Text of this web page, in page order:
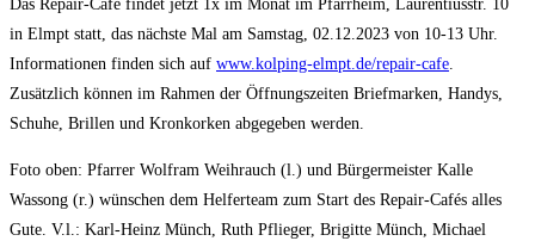
Das Repair-Café findet jetzt 1x im Monat im Pfarrheim, Laurentiusstr. 10
in Elmpt statt, das nächste Mal am Samstag, 02.12.2023 von 10-13 Uhr.
Informationen finden sich auf www.kolping-elmpt.de/repair-cafe.
Zusätzlich können im Rahmen der Öffnungszeiten Briefmarken, Handys,
Schuhe, Brillen und Kronkorken abgegeben werden.
Foto oben: Pfarrer Wolfram Weihrauch (l.) und Bürgermeister Kalle
Wassong (r.) wünschen dem Helferteam zum Start des Repair-Cafés alles
Gute. V.l.: Karl-Heinz Münch, Ruth Pflieger, Brigitte Münch, Michael